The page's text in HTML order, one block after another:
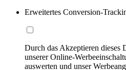
Erweitertes Conversion-
Durch das Akzeptieren dieses
unserer Online-
auswerten und unser